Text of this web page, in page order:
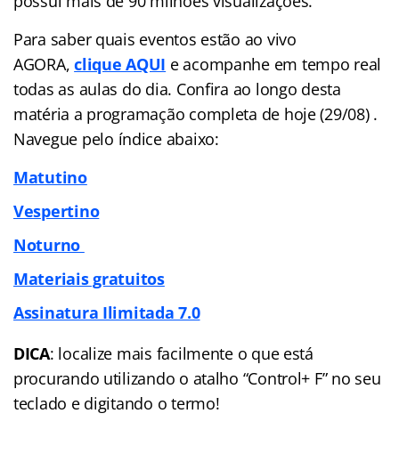
Para saber quais eventos estão ao vivo
AGORA,clique AQUI e acompanhe em tempo real
todas as aulas do dia. Confira ao longo desta
matéria a programação completa de hoje (29/08) .
Navegue pelo índiceabaixo:
Matutino
Vespertino
Noturno
Materiais gratuitos
Assinatura Ilimitada 7.0
DICA: localize mais facilmente o que está
procurando utilizando o atalho “Control+ F” no seu
teclado e digitando o termo!